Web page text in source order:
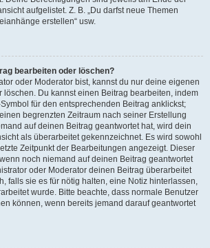
aufgelistet. Z. B. „Du darfst neue Themen
erstellen“ usw.
bearbeiten oder löschen?
oder Moderator bist, kannst du nur deine eigenen
löschen. Du kannst einen Beitrag bearbeiten, indem
für den entsprechenden Beitrag anklickst;
begrenzten Zeitraum nach seiner Erstellung
auf deinen Beitrag geantwortet hat, wird dein
als überarbeitet gekennzeichnet. Es wird sowohl
Zeitpunkt der Bearbeitungen angezeigt. Dieser
noch niemand auf deinen Beitrag geantwortet
oder Moderator deinen Beitrag überarbeitet
falls sie es für nötig halten, eine Notiz hinterlassen,
wurde. Bitte beachte, dass normale Benutzer
können, wenn bereits jemand darauf geantwortet